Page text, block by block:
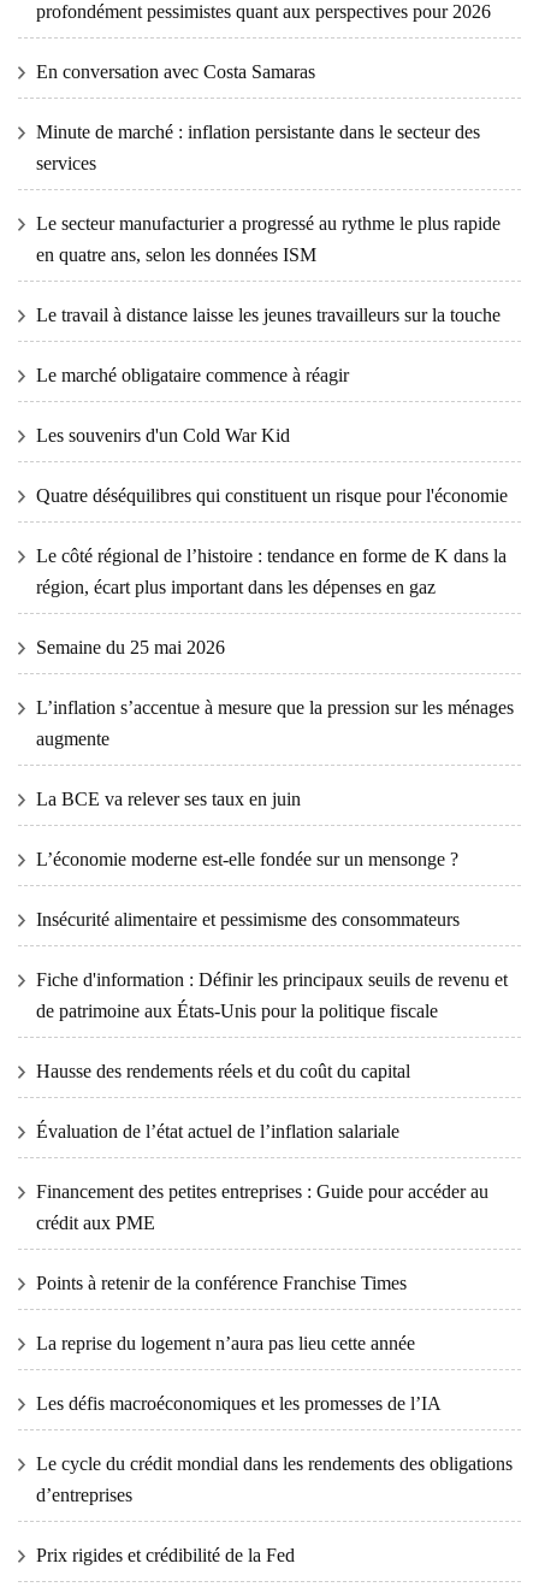
profondément pessimistes quant aux perspectives pour 2026
En conversation avec Costa Samaras
Minute de marché : inflation persistante dans le secteur des
services
Le secteur manufacturier a progressé au rythme le plus rapide
en quatre ans, selon les données ISM
Le travail à distance laisse les jeunes travailleurs sur la touche
Le marché obligataire commence à réagir
Les souvenirs d'un Cold War Kid
Quatre déséquilibres qui constituent un risque pour l'économie
Le côté régional de l’histoire : tendance en forme de K dans la
région, écart plus important dans les dépenses en gaz
Semaine du 25 mai 2026
L’inflation s’accentue à mesure que la pression sur les ménages
augmente
La BCE va relever ses taux en juin
L’économie moderne est-elle fondée sur un mensonge ?
Insécurité alimentaire et pessimisme des consommateurs
Fiche d'information : Définir les principaux seuils de revenu et
de patrimoine aux États-Unis pour la politique fiscale
Hausse des rendements réels et du coût du capital
Évaluation de l’état actuel de l’inflation salariale
Financement des petites entreprises : Guide pour accéder au
crédit aux PME
Points à retenir de la conférence Franchise Times
La reprise du logement n’aura pas lieu cette année
Les défis macroéconomiques et les promesses de l’IA
Le cycle du crédit mondial dans les rendements des obligations
d’entreprises
Prix ​​​​rigides et crédibilité de la Fed